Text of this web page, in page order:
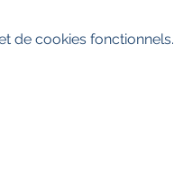
de cookies fonctionnels.